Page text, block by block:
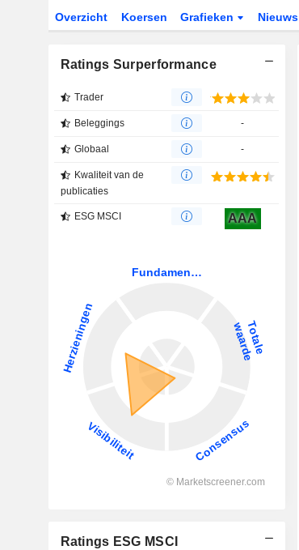
Overzicht Koersen Grafieken Nieuws
Ratings Surperformance
Trader
Beleggings -
Globaal -
Kwaliteit van de
publicaties
ESG MSCI AAA
Ratings ESG MSCI